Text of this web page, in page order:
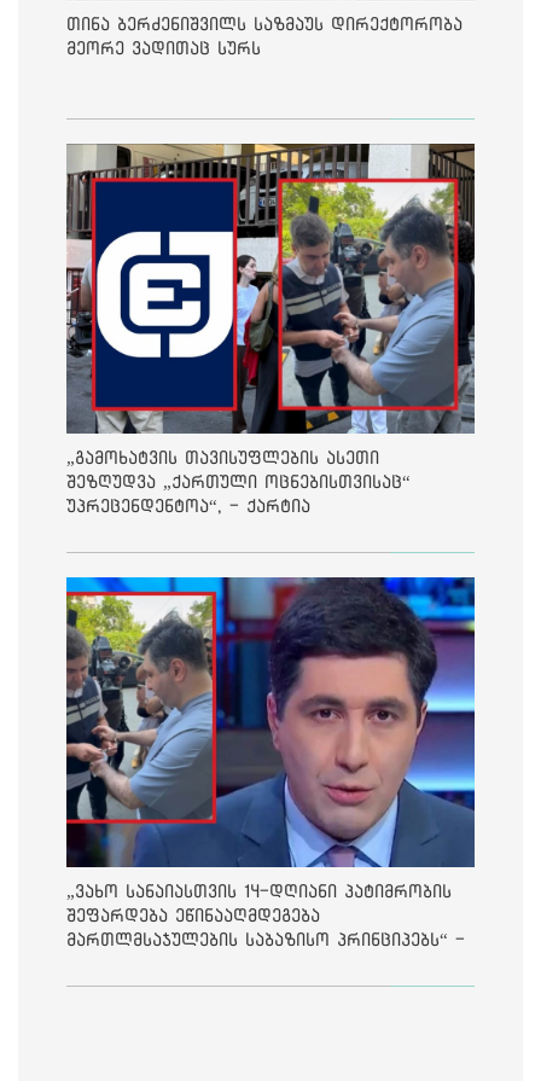
თინა ბერძენიშვილს საზმაუს დირექტორობა
მეორე ვადითაც სურს
„გამოხატვის თავისუფლების ასეთი
შეზღუდვა „ქართული ოცნებისთვისაც“
უპრეცენდენტოა“, - ქარტია
„ვახო სანაიასთვის 14-დღიანი პატიმრობის
შეფარდება ეწინააღმდეგება
მართლმსაჯულების საბაზისო პრინციპებს“ -